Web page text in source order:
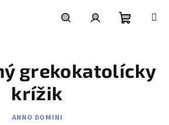
košík
grekokatolícky
krížik
ANNO DOMINI